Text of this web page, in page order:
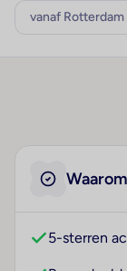
vanaf Rotterdam
5-sterren